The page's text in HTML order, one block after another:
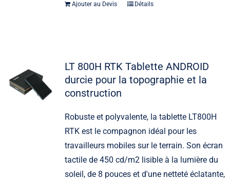
Ajouter au Devis Détails
LT 800H RTK Tablette ANDROID
durcie pour la topographie et la
construction
Robuste et polyvalente, la tablette LT800H
RTK est le compagnon idéal pour les
travailleurs mobiles sur le terrain. Son écran
tactile de 450 cd/m2 lisible à la lumière du
soleil, de 8 pouces et d'une netteté éclatante,